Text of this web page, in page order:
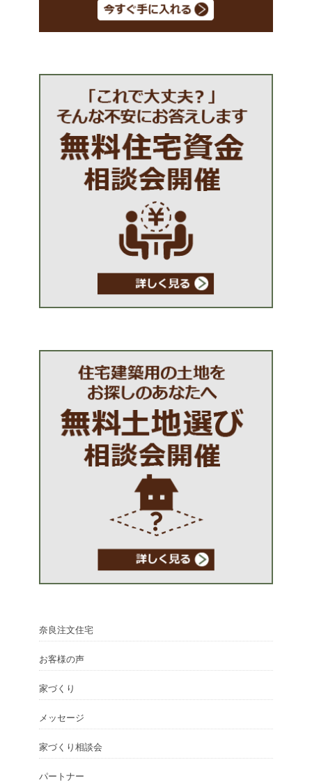
奈良注文住宅
お客様の声
家づくり
メッセージ
家づくり相談会
パートナー